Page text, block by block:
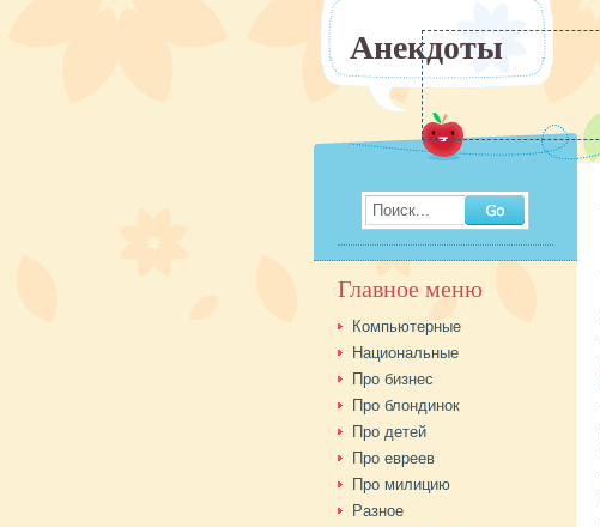
Анекдоты
Поиск...
Главное меню
Компьютерные
Национальные
Про бизнес
Про блондинок
Про детей
Про евреев
Про милицию
Разное